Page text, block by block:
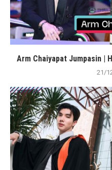
Arm Chaiyapat Jumpasin |
21/